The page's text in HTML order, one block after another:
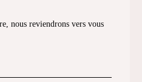
nous reviendrons vers vous